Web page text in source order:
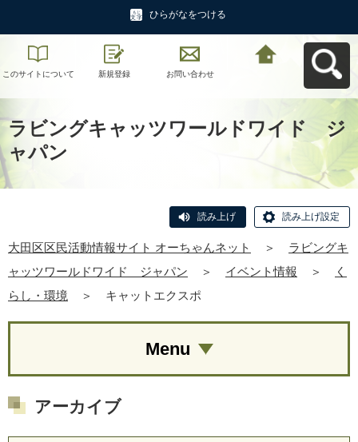
ひらがなをつける
このサイトについて 新規登録 お問い合わせ
ラビングキャッツワールドワイド ジ
ャパン
読み上げ 読み上げ設定
大田区区民活動情報サイト オーちゃんネット ＞
ラビングキ
ャッツワールドワイド ジャパン
＞ イベント情報 ＞
く
らし・環境
＞ キャットエクスポ
Menu
アーカイブ